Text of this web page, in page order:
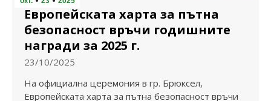
Европейската харта за пътна
безопасност връчи годишните
награди за 2025 г.
23/10/2025
На официална церемония в гр. Брюксел,
Европейската харта за пътна безопасност връчи